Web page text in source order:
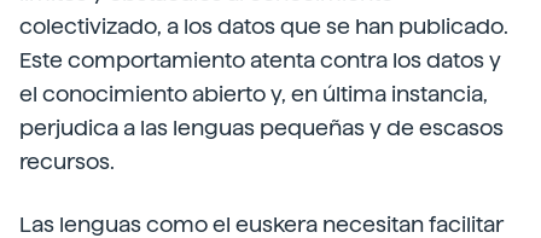
colectivizado, a los datos que se han publicado.
Este comportamiento atenta contra los datos y
el conocimiento abierto y, en última instancia,
perjudica a las lenguas pequeñas y de escasos
recursos.
Las lenguas como el euskera necesitan facilitar